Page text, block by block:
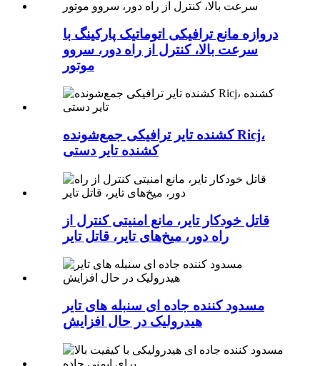
دروازه مانع ترافیکی اتوماتیک پارکینگ با
سرعت بالا، کنترل از راه دور، سروو
موتور
کشنده تایر ترافیکی جمع‌شونده Ricj،
کشنده تایر دستی
قاتل خودکار تایر، مانع امنیتی کنترل از
راه دور، میخ‌های تایر، قاتل تایر
مسدود کننده جاده ای سنبله های تایر
هیدرولیک در حال افزایش